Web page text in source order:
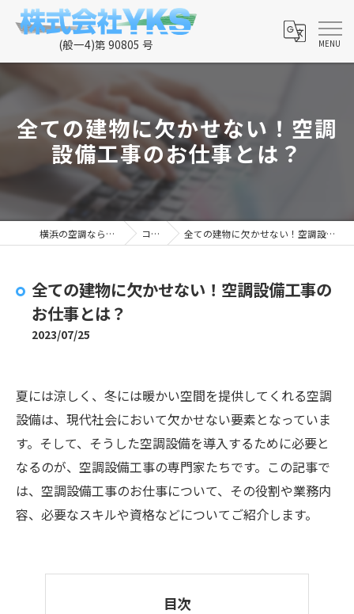
全ての建物に欠かせない！空調
設備工事のお仕事とは？
横浜の空調なら株式会社YKS コラム 全ての建物に欠かせない！空調設備工事のお仕事とは？
全ての建物に欠かせない！空調設備工事の
お仕事とは？
2023/07/25
夏には涼しく、冬には暖かい空間を提供してくれる空調
設備は、現代社会において欠かせない要素となっていま
す。そして、そうした空調設備を導入するために必要と
なるのが、空調設備工事の専門家たちです。この記事で
は、空調設備工事のお仕事について、その役割や業務内
容、必要なスキルや資格などについてご紹介します。
目次